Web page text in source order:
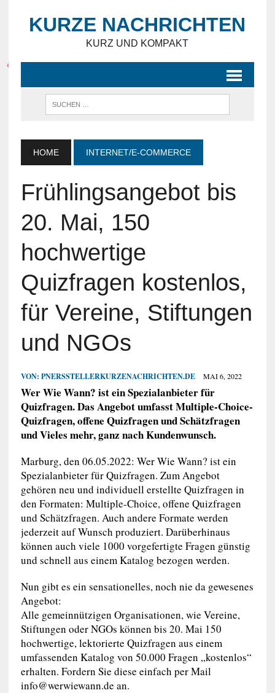
KURZE NACHRICHTEN
KURZ UND KOMPAKT
HOME INTERNET/E-COMMERCE
Frühlingsangebot bis
20. Mai, 150
hochwertige
Quizfragen kostenlos,
für Vereine, Stiftungen
und NGOs
VON: PNERSSTELLERKURZENACHRICHTEN.DE MAI 6, 2022
Wer Wie Wann? ist ein Spezialanbieter für
Quizfragen. Das Angebot umfasst Multiple-Choice-
Quizfragen, offene Quizfragen und Schätzfragen
und Vieles mehr, ganz nach Kundenwunsch.
Marburg, den 06.05.2022: Wer Wie Wann? ist ein
Spezialanbieter für Quizfragen. Zum Angebot
gehören neu und individuell erstellte Quizfragen in
den Formaten: Multiple-Choice, offene Quizfragen
und Schätzfragen. Auch andere Formate werden
jederzeit auf Wunsch produziert. Darüberhinaus
können auch viele 1000 vorgefertigte Fragen günstig
und schnell aus einem Katalog bezogen werden.
Nun gibt es ein sensationelles, noch nie da gewesenes
Angebot:
Alle gemeinnützigen Organisationen, wie Vereine,
Stiftungen oder NGOs können bis 20. Mai 150
hochwertige, lektorierte Quizfragen aus einem
umfassenden Katalog von 50.000 Fragen „kostenlos“
erhalten. Fordern Sie diese einfach per Mail
info@werwiewann.de an.